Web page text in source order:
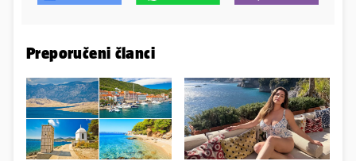
Preporučeni članci